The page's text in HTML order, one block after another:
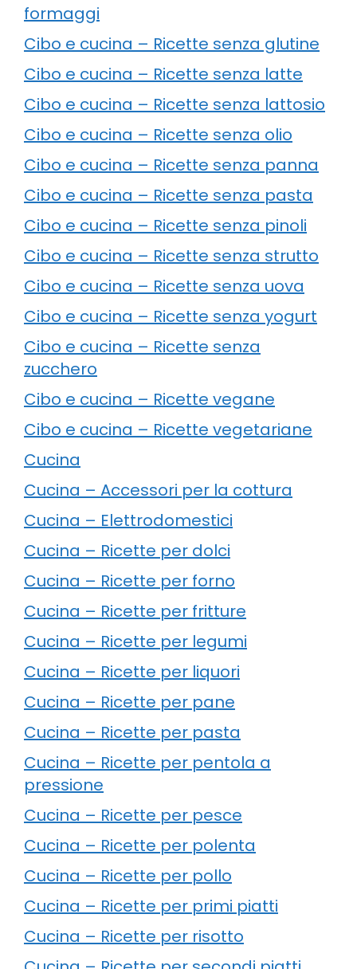
formaggi
Cibo e cucina – Ricette senza glutine
Cibo e cucina – Ricette senza latte
Cibo e cucina – Ricette senza lattosio
Cibo e cucina – Ricette senza olio
Cibo e cucina – Ricette senza panna
Cibo e cucina – Ricette senza pasta
Cibo e cucina – Ricette senza pinoli
Cibo e cucina – Ricette senza strutto
Cibo e cucina – Ricette senza uova
Cibo e cucina – Ricette senza yogurt
Cibo e cucina – Ricette senza
zucchero
Cibo e cucina – Ricette vegane
Cibo e cucina – Ricette vegetariane
Cucina
Cucina – Accessori per la cottura
Cucina – Elettrodomestici
Cucina – Ricette per dolci
Cucina – Ricette per forno
Cucina – Ricette per fritture
Cucina – Ricette per legumi
Cucina – Ricette per liquori
Cucina – Ricette per pane
Cucina – Ricette per pasta
Cucina – Ricette per pentola a
pressione
Cucina – Ricette per pesce
Cucina – Ricette per polenta
Cucina – Ricette per pollo
Cucina – Ricette per primi piatti
Cucina – Ricette per risotto